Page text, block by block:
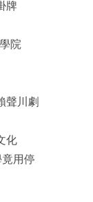
牌
院
聲川劇
化
竟用停